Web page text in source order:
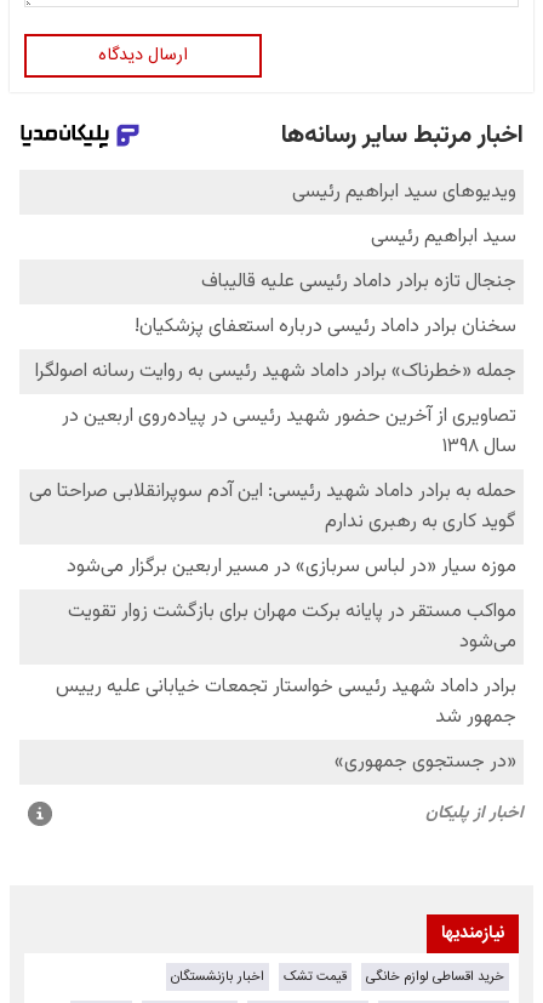
ارسال دیدگاه
نیازمندیها
خرید اقساطی لوازم خانگی قیمت تشک اخبار بازنشستگان